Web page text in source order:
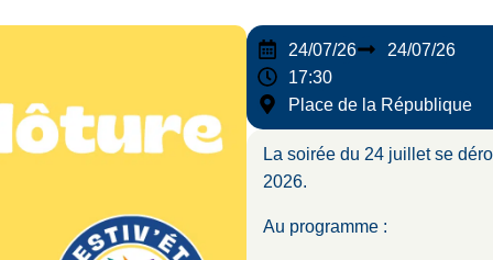
24/07/26
24/07/26
17:30
Place de la République
La soirée du 24 juillet se
2026.
Au programme :